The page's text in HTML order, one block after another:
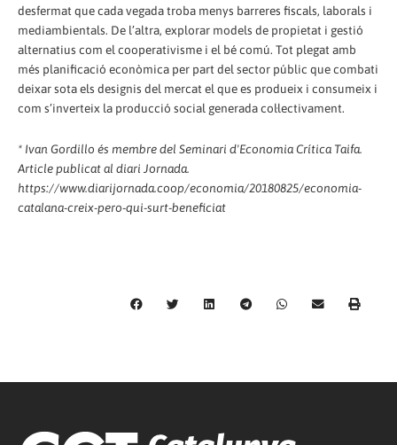
desfermat que cada vegada troba menys barreres fiscals, laborals i
mediambientals. De l’altra, explorar models de propietat i gestió
alternatius com el cooperativisme i el bé comú. Tot plegat amb
més planificació econòmica per part del sector públic que combati
deixar sota els designis del mercat el que es produeix i consumeix i
com s’inverteix la producció social generada col·lectivament.
* Ivan Gordillo és membre del Seminari d'Economia Crítica Taifa.
Article publicat al diari Jornada.
https://www.diarijornada.coop/economia/20180825/economia-
catalana-creix-pero-qui-surt-beneficiat